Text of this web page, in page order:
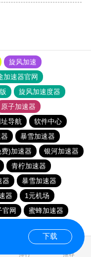
旋风加速
加速器官网
旋风加速度器
原子加速器
导航
软件中心
暴雪加速器
)加速器
银河加速器
青柠加速器
器
暴雪加速器
器
1元机场
官网
蜜蜂加速器
排行 推荐
下载
0.298918s